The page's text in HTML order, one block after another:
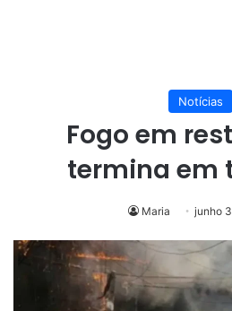
Notícias
Fogo em
termina em
Maria junho